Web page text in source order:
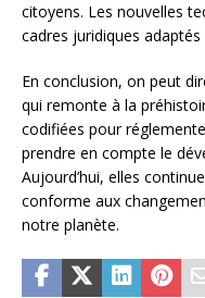
citoyens. Les nouvelles
cadres juridiques
En conclusion, on peut
qui remonte à la
codifiées pour
prendre en compte le
Aujourd’hui, elles
conforme aux
notre planète.